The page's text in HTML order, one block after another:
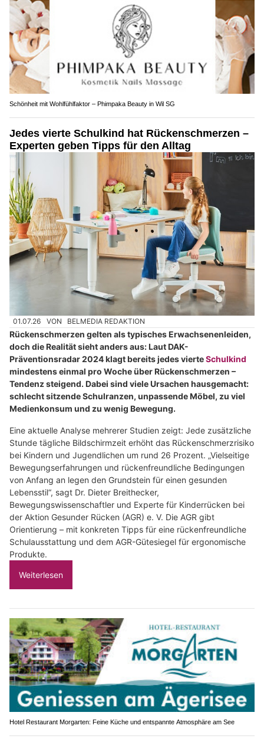
Schönheit mit Wohlfühlfaktor – Phimpaka Beauty in Wil SG
Jedes vierte Schulkind hat Rückenschmerzen –
Experten geben Tipps für den Alltag
01.07.26 VON BELMEDIA REDAKTION
Rückenschmerzen gelten als typisches Erwachsenenleiden,
doch die Realität sieht anders aus: Laut DAK-
Präventionsradar 2024 klagt bereits jedes vierteSchulkind
mindestens einmal pro Woche über Rückenschmerzen –
Tendenz steigend. Dabei sind viele Ursachen hausgemacht:
schlecht sitzende Schulranzen, unpassende Möbel, zu viel
Medienkonsum und zu wenig Bewegung.
Eine aktuelle Analyse mehrerer Studien zeigt: Jede zusätzliche
Stunde tägliche Bildschirmzeit erhöht das Rückenschmerzrisiko
bei Kindern und Jugendlichen um rund 26 Prozent. „Vielseitige
Bewegungserfahrungen und rückenfreundliche Bedingungen
von Anfang an legen den Grundstein für einen gesunden
Lebensstil“, sagt Dr. Dieter Breithecker,
Bewegungswissenschaftler und Experte für Kinderrücken bei
der Aktion Gesunder Rücken (AGR) e. V. Die AGR gibt
Orientierung – mit konkreten Tipps für eine rückenfreundliche
Schulausstattung und dem AGR-Gütesiegel für ergonomische
Produkte.
Weiterlesen
Hotel Restaurant Morgarten: Feine Küche und entspannte Atmosphäre am See